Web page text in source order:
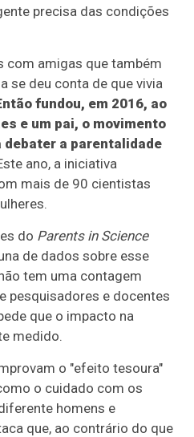
precisa das condições
com amigas que também
se deu conta de que vivia
fundou, em 2016, ao
e um pai, o movimento
debater a parentalidade
ano, a iniciativa
mais de 90 cientistas
do Parents in Science
de dados sobre esse
tem uma contagem
pesquisadores e docentes
que o impacto na
medido.
o "efeito tesoura"
o cuidado com os
homens e
que, ao contrário do que